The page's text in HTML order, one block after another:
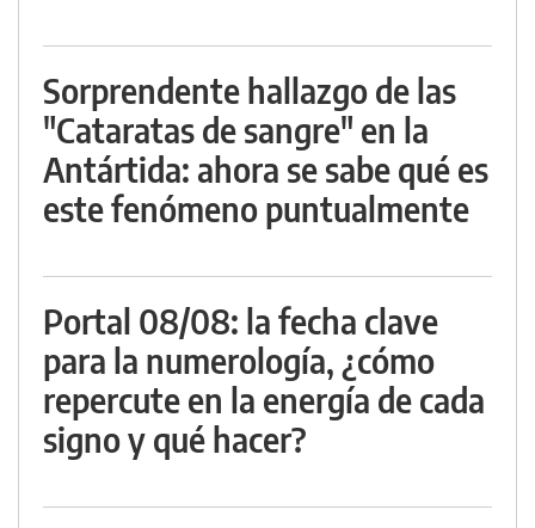
Sorprendente hallazgo de las
"Cataratas de sangre" en la
Antártida: ahora se sabe qué es
este fenómeno puntualmente
Portal 08/08: la fecha clave
para la numerología, ¿cómo
repercute en la energía de cada
signo y qué hacer?